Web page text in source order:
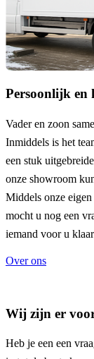
Persoonlijk en
Vader en zoon
Inmiddels is het
een stuk
onze showroom
Middels onze eigen
mocht u nog een
iemand voor u
Over ons
Wij zijn er
Heb je een een